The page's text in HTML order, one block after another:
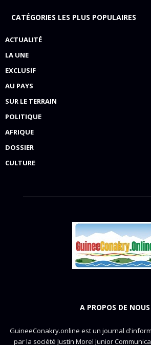
CATÉGORIES LES PLUS POPULAIRES
ACTUALITÉ
LA UNE
EXCLUSIF
AU PAYS
SUR LE TERRAIN
POLITIQUE
AFRIQUE
DOSSIER
CULTURE
A PROPOS DE NOUS
GuineeConakry.online est un journal
par la société Justin Morel Junior